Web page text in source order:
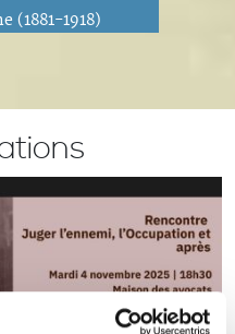
(1881-1918)